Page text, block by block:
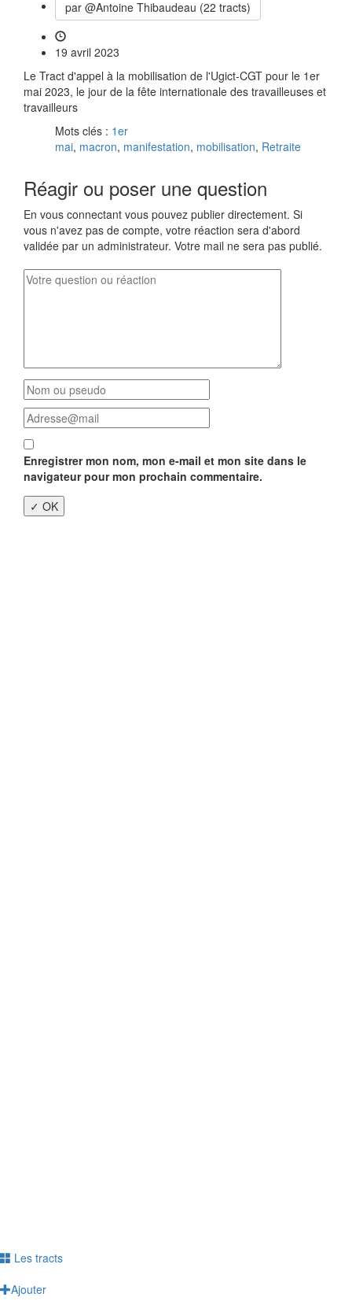
Les tracts
Ajouter
par @Antoine Thibaudeau (22 tracts)
19 avril 2023
Le Tract d'appel à la mobilisation de l'Ugict-CGT pour le 1er
mai 2023, le jour de la fête internationale des travailleuses et
travailleurs
Mots clés : 1er
mai, macron, manifestation, mobilisation, Retraite
Réagir ou poser une question
En vous connectant vous pouvez publier directement. Si
vous n'avez pas de compte, votre réaction sera d'abord
validée par un administrateur. Votre mail ne sera pas publié.
Enregistrer mon nom, mon e-mail et mon site dans le
navigateur pour mon prochain commentaire.